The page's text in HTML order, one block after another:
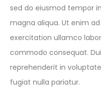
sed do eiusmod tempor
magna aliqua. Ut enim
exercitation ullamco
commodo consequat.
reprehenderit in
fugiat nulla pariatur.